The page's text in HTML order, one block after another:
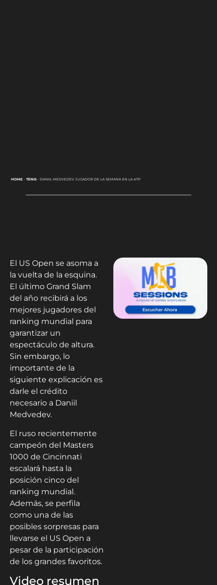
HOME- TENIS- DANIIL MEDVEDEV JUGADOR DE LA SEMANA EN LA ATP
El US Open se asoma a
la vuelta de la esquina.
El último Grand Slam
del año recibirá a los
mejores jugadores del
ranking mundial para
garantizar un
espectáculo de altura.
Sin embargo, lo
importante de la
siguiente explicación es
darle el crédito
necesario a Daniil
Medvedev.
El ruso recientemente
campeón del Masters
1000 de Cincinnati
escalará hasta la
posición cinco del
ranking mundial.
Además, se perfila
como una de las
posibles sorpresas para
llevarse el US Open a
pesar de la participación
de los grandes favoritos.
Video resumen